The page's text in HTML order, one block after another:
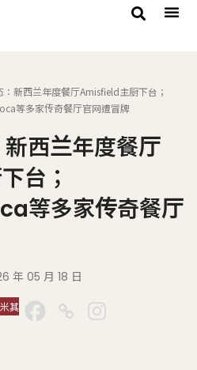
新西兰年度餐厅Amisfield主厨下台；
等多家传奇餐厅官网遭冒牌
西兰年度餐厅
台；
等多家传奇餐厅
年 05 月 18 日
米其